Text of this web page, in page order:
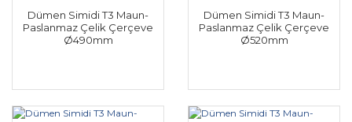
Dümen Simidi T3 Maun-
Paslanmaz Çelik Çerçeve
Ø490mm
Dümen Simidi T3 Maun-
Paslanmaz Çelik Çerçeve
Ø520mm